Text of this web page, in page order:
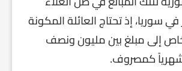
سوريا، إذ تحتاج العائلة المكونة
إلى مبلغ بين مليون ونصف
كمصروف.